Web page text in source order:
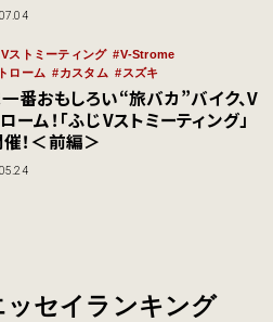
ストミーティング
V-Strome
ローム
カスタム スズキ
番おもしろい“旅バカ”バイク、V
ーム！「ふじVストミーティング」
！＜前編＞
ッセイランキング